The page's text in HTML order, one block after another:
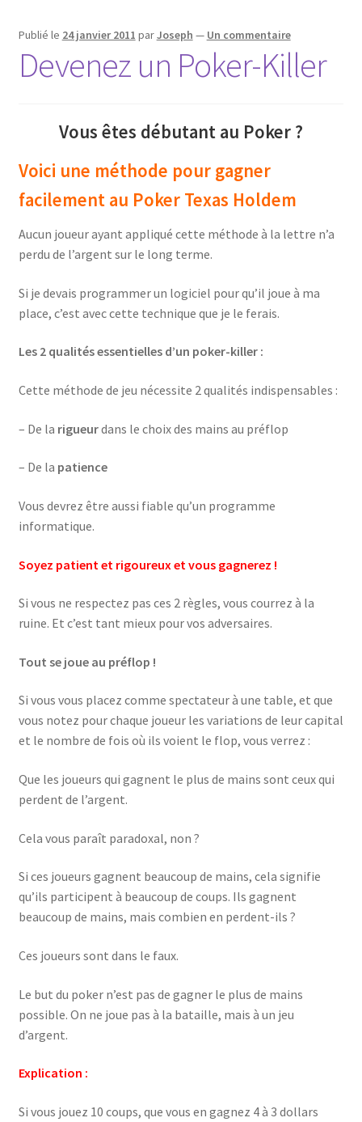
Publié le 24 janvier 2011 parJoseph — Un commentaire
Devenez un Poker-Killer
Vous êtes débutant au Poker ?
Voici une méthode pour gagner
facilement au Poker Texas Holdem
Aucun joueur ayant appliqué cette méthode à la lettre n’a
perdu de l’argent sur le long terme.
Si je devais programmer un logiciel pour qu’il joue à ma
place, c’est avec cette technique que je le ferais.
Les 2 qualités essentielles d’un poker-killer :
Cette méthode de jeu nécessite 2 qualités indispensables :
– De la rigueurdans le choix des mains au préflop
– De la patience
Vous devrez être aussi fiable qu’un programme
informatique.
Soyez patient et rigoureux et vous gagnerez !
Si vous ne respectez pas ces 2 règles, vous courrez à la
ruine. Et c’est tant mieux pour vos adversaires.
Tout se joue au préflop !
Si vous vous placez comme spectateur à une table, et que
vous notez pour chaque joueur les variations de leur capital
et le nombre de fois où ils voient le flop, vous verrez :
Que les joueurs qui gagnent le plus de mains sont ceux qui
perdent de l’argent.
Cela vous paraît paradoxal, non ?
Si ces joueurs gagnent beaucoup de mains, cela signifie
qu’ils participent à beaucoup de coups. Ils gagnent
beaucoup de mains, mais combien en perdent-ils ?
Ces joueurs sont dans le faux.
Le but du poker n’est pas de gagner le plus de mains
possible. On ne joue pas à la bataille, mais à un jeu
d’argent.
Explication :
Si vous jouez 10 coups, que vous en gagnez 4 à 3 dollars